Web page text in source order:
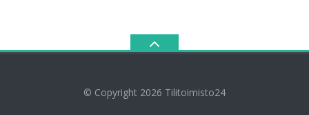
© Copyright 2026 Tilitoimisto24